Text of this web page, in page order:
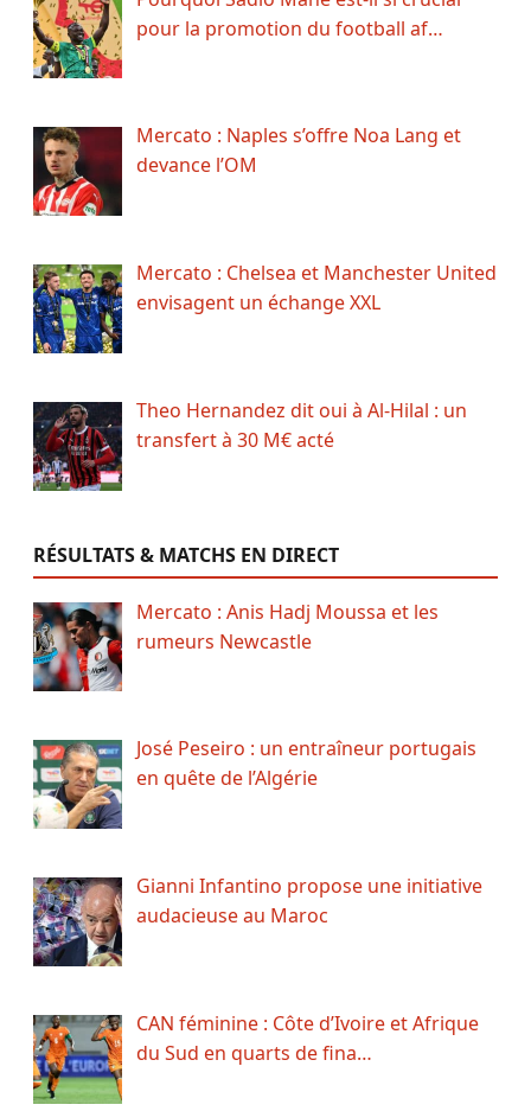
pour la promotion du football af…
Mercato : Naples s’offre Noa Lang et
devance l’OM
Mercato : Chelsea et Manchester United
envisagent un échange XXL
Theo Hernandez dit oui à Al-Hilal : un
transfert à 30 M€ acté
RÉSULTATS & MATCHS EN DIRECT
Mercato : Anis Hadj Moussa et les
rumeurs Newcastle
José Peseiro : un entraîneur portugais
en quête de l’Algérie
Gianni Infantino propose une initiative
audacieuse au Maroc
CAN féminine : Côte d’Ivoire et Afrique
du Sud en quarts de fina…